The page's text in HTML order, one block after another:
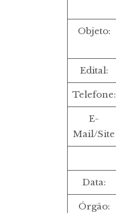
Objeto:
Edital:
Telefone:
E-
Mail/Site
Data:
Órgão: